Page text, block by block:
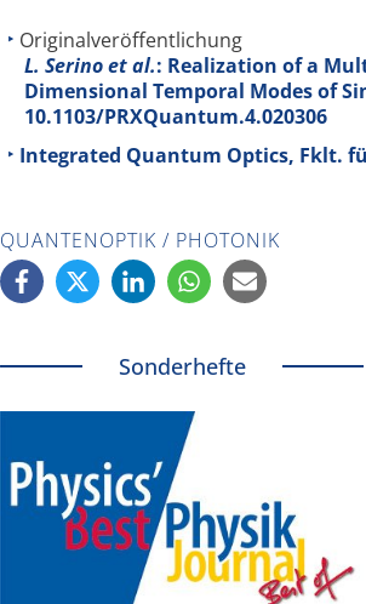
Originalveröffentlichung
L. Serino et al.: Realization of a
Dimensional Temporal Modes of
10.1103/PRXQuantum.4.020306
Integrated Quantum Optics, Fklt.
QUANTENOPTIK / PHOTONIK
Sonderhefte